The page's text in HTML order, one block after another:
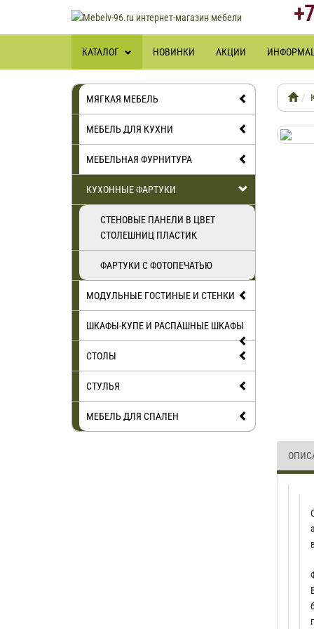
КАТАЛОГ НОВИНКИ АКЦИИ
МЯГКАЯ МЕБЕЛЬ
МЕБЕЛЬ ДЛЯ КУХНИ
МЕБЕЛЬНАЯ ФУРНИТУРА
КУХОННЫЕ ФАРТУКИ
СТЕНОВЫЕ ПАНЕЛИ В ЦВЕТ
СТОЛЕШНИЦ ПЛАСТИК
ФАРТУКИ С ФОТОПЕЧАТЬЮ
МОДУЛЬНЫЕ ГОСТИНЫЕ И СТЕНКИ
ШКАФЫ-КУПЕ И РАСПАШНЫЕ ШКАФЫ
СТОЛЫ
СТУЛЬЯ
МЕБЕЛЬ ДЛЯ СПАЛЕН